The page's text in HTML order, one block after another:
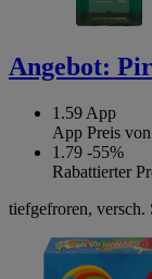
Angebot:
1.59 App
App Preis
1.79 -55%
Rabattierter
tiefgefroren, versch.